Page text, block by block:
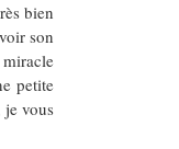
bien
son
petite
je vous